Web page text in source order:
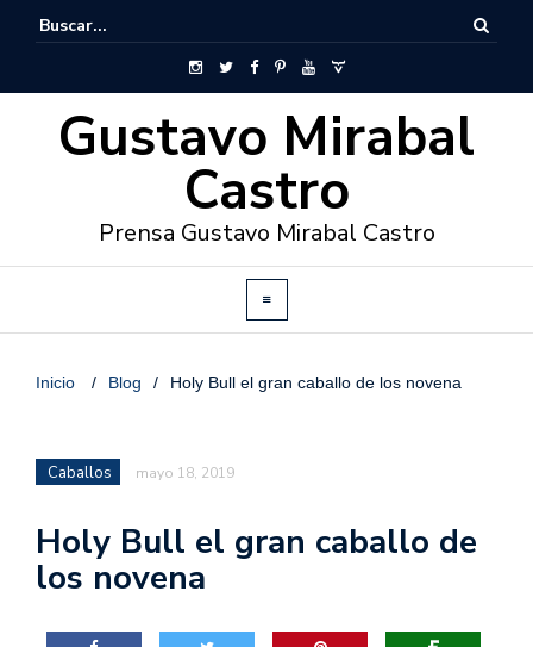
Gustavo Mirabal
Castro
Prensa Gustavo Mirabal Castro
Inicio / Blog / Holy Bull el gran caballo de los novena
Caballos mayo 18, 2019
Holy Bull el gran caballo de
los novena